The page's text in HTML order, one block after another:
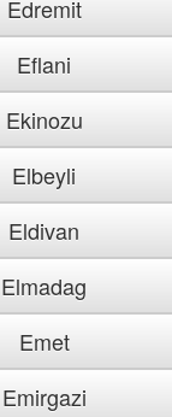
Edremit
Eflani
Ekinozu
Elbeyli
Eldivan
Elmadag
Emet
Emirgazi